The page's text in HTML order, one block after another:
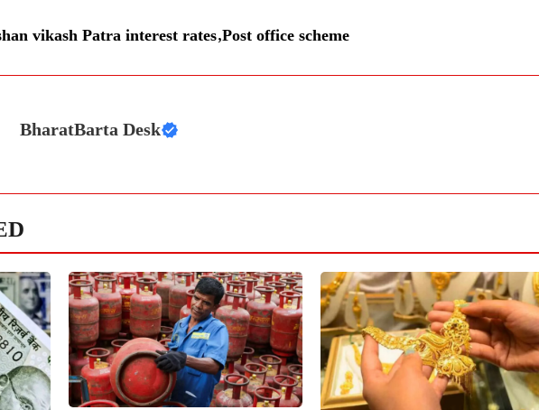
vikash Patra interest rates,Post office scheme
BharatBarta Desk